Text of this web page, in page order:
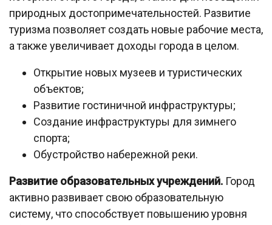
природных достопримечательностей. Развитие
туризма позволяет создать новые рабочие места,
а также увеличивает доходы города в целом.
Открытие новых музеев и туристических
объектов;
Развитие гостиничной инфраструктуры;
Создание инфраструктуры для зимнего
спорта;
Обустройство набережной реки.
Развитие образовательных учреждений. Город
активно развивает свою образовательную
систему, что способствует повышению уровня